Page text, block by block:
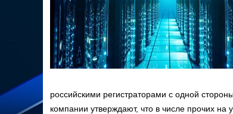
российскими регистраторами с одной
компании утверждают, что в числе прочих на